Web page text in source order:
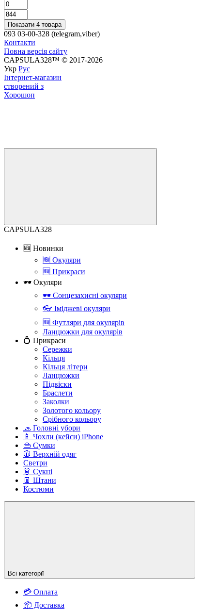
Показати 4 товара
093 03-00-328 (telegram,viber)
Контакти
Повна версія сайту
CAPSULA328™ © 2017-2026
Укр Рус
Інтернет-магазин
створений з
Хорошоп
CAPSULA328
🆕 Новинки
🆕 Окуляри
🆕 Прикраси
🕶 Окуляри
🕶 Сонцезахисні окуляри
👓 Іміджеві окуляри
🆕 Футляри для окулярів
Ланцюжки для окулярів
💍 Прикраси
Сережки
Кільця
Кільця літери
Ланцюжки
Підвіски
Браслети
Заколки
Золотого кольору
Срібного кольору
🧢 Головні убори
📱 Чохли (кейси) iPhone
👜 Сумки
🧥 Верхній одяг
Светри
👗 Сукні
👖 Штани
Костюми
Всі категорії
💳 Оплата
📦 Доставка